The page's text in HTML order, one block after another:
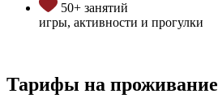
50+ занятий
игры, активности и прогулки
Тарифы на проживание